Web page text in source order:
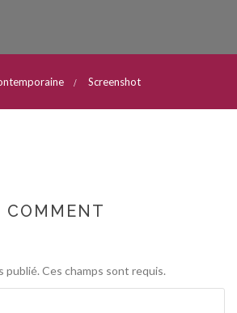
Screenshot
COMMENT
publié. Ces champs sont requis.